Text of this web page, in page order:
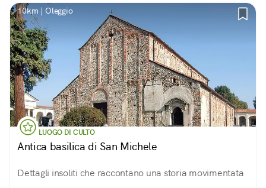
10km | Oleggio
LUOGO DI CULTO
Antica basilica di San Michele
Dettagli insoliti che raccontano una storia movimentata